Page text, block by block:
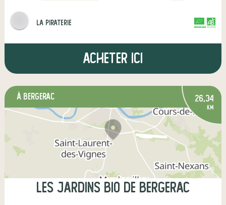
la piraterie
Acheter ici
à Bergerac 26,34
km
les jardins bio de bergerac